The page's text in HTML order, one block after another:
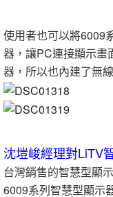
使用者也可以將6009
器，讓PC連接顯示畫
器，所以也內建了無
沈塏峻經理對LiTV
台灣銷售的智慧型顯
6009系列智慧型顯示